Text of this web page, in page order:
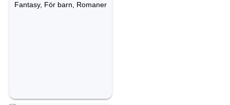
Fantasy, För barn, Romaner